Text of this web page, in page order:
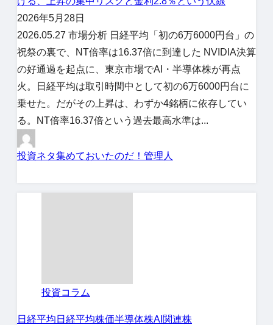
2026年5月28日
2026.05.27 市場分析 日経平均「初の6万6000円台」の
祝祭の裏で、NT倍率は16.37倍に到達した NVIDIA決算
の好通過を起点に、東京市場でAI・半導体株が再点
火。日経平均は取引時間中として初の6万6000円台に
乗せた。だがその上昇は、わずか4銘柄に依存してい
る。NT倍率16.37倍という過去最高水準は...
投資ネタ集めておいたのだ！管理人
投資コラム
日経平均 日経平均株価半導体株AI関連株